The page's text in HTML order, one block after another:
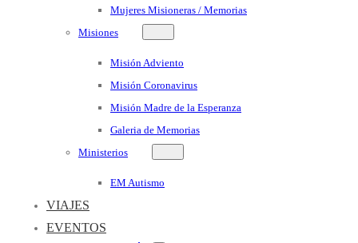
Mujeres Misioneras / Memorias
Misiones
Misión Adviento
Misión Coronavirus
Misión Madre de la Esperanza
Galeria de Memorias
Ministerios
EM Autismo
VIAJES
EVENTOS